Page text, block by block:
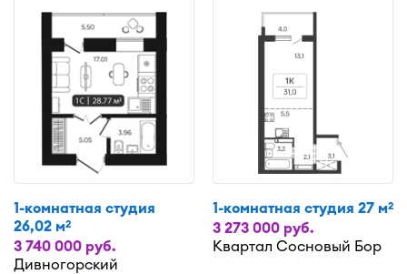
1-комнатная студия
26,02 м2
3 740 000 руб.
Дивногорский
1-комнатная студия 27 м2
3 273 000 руб.
Квартал Сосновый Бор